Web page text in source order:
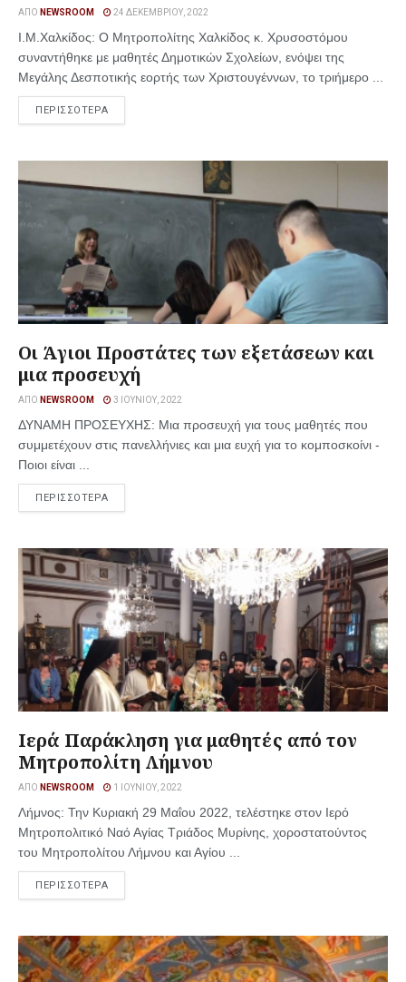
ΑΠΌ NEWSROOM 24 ΔΕΚΕΜΒΡΊΟΥ, 2022
Ι.Μ.Χαλκίδος: Ο Μητροπολίτης Χαλκίδος κ. Χρυσοστόμου
συναντήθηκε με μαθητές Δημοτικών Σχολείων, ενόψει της
Μεγάλης Δεσποτικής εορτής των Χριστουγέννων, το τριήμερο ...
ΠΕΡΙΣΣΟΤΕΡΑ
Οι Άγιοι Προστάτες των εξετάσεων και
μια προσευχή
ΑΠΌ NEWSROOM 3 ΙΟΥΝΊΟΥ, 2022
ΔΥΝΑΜΗ ΠΡΟΣΕΥΧΗΣ: Μια προσευχή για τους μαθητές που
συμμετέχουν στις πανελλήνιες και μια ευχή για το κομποσκοίνι -
Ποιοι είναι ...
ΠΕΡΙΣΣΟΤΕΡΑ
Ιερά Παράκληση για μαθητές από τον
Μητροπολίτη Λήμνου
ΑΠΌ NEWSROOM 1 ΙΟΥΝΊΟΥ, 2022
Λήμνος: Την Κυριακή 29 Μαΐου 2022, τελέστηκε στον Ιερό
Μητροπολιτικό Ναό Αγίας Τριάδος Μυρίνης, χοροστατούντος
του Μητροπολίτου Λήμνου και Αγίου ...
ΠΕΡΙΣΣΟΤΕΡΑ